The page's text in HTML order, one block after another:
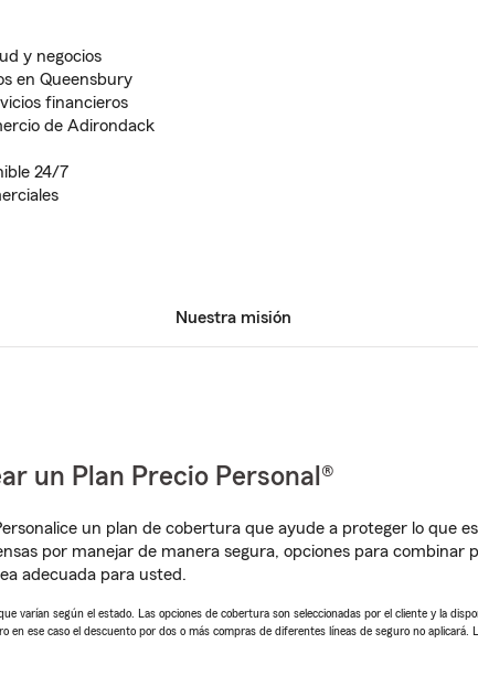
y negocios
en Queensbury
financieros
de Adirondack
24/7
Nuestra misión
un Plan Precio Personal®
un plan de cobertura que ayude a proteger lo que
por manejar de manera segura, opciones para combinar
adecuada para usted.
varían según el estado. Las opciones de cobertura son seleccionadas por el cliente y la
en ese caso el descuento por dos o más compras de diferentes líneas de seguro no aplicará.